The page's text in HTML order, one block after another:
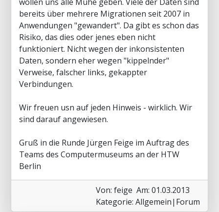
bereits über mehrere Migrationen seit 2007 in
Anwendungen "gewandert". Da gibt es schon das
Risiko, das dies oder jenes eben nicht
funktioniert. Nicht wegen der inkonsistenten
Daten, sondern eher wegen "kippelnder"
Verweise, falscher links, gekappter
Verbindungen.
Wir freuen usn auf jeden Hinweis - wirklich. Wir
sind darauf angewiesen.
Gruß in die Runde Jürgen Feige im Auftrag des
Teams des Computermuseums an der HTW
Berlin
Von: feige Am: 01.03.2013
Kategorie: Allgemein|Forum